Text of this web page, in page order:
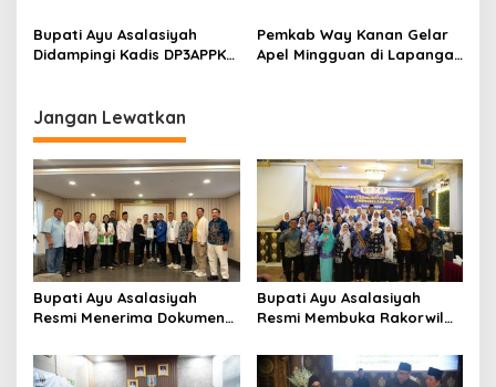
Semangat Pelestarian
Budaya
Bupati Ayu Asalasiyah
Didampingi Kadis DP3APPKB
Kabupaten Layak Anak
Pemkab Way Kanan Gelar
Apel Mingguan di Lapangan
Jangan Lewatkan
Bupati Ayu Asalasiyah
Resmi Menerima Dokumen
Way Kanan Sisa Masa
Jabatan 2025-2030
Bupati Ayu Asalasiyah
Resmi Membuka Rakorwil
Lampung